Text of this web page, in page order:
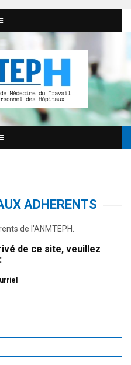
ADHERENTS
de l'ANMTEPH.
de ce site, veuillez